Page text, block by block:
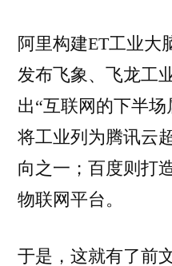
阿里构建ET工业大
发布飞象、飞龙工
出“互联网的下半
将工业列为腾讯云
向之一；百度则打
物联网平台。
于是，这就有了前